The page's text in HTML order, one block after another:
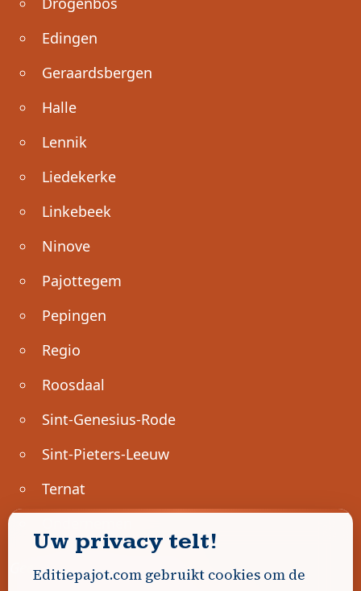
Edingen
Geraardsbergen
Halle
Lennik
Liedekerke
Linkebeek
Ninove
Pajottegem
Pepingen
Regio
Roosdaal
Sint-Genesius-Rode
Sint-Pieters-Leeuw
Ternat
Geen advertenties gevonden.
Uw privacy telt!
Editiepajot.com gebruikt cookies om de